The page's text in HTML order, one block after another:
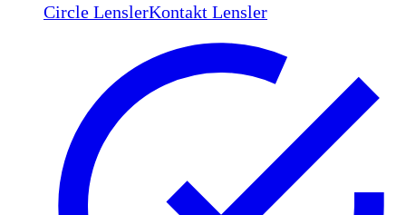
Circle LenslerKontakt Lensler